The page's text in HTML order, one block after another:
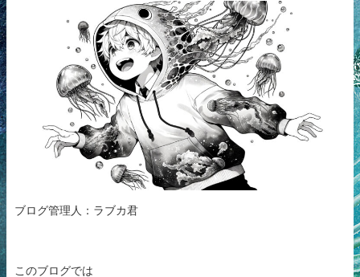
ブログ管理人：ラブカ君
このブログでは